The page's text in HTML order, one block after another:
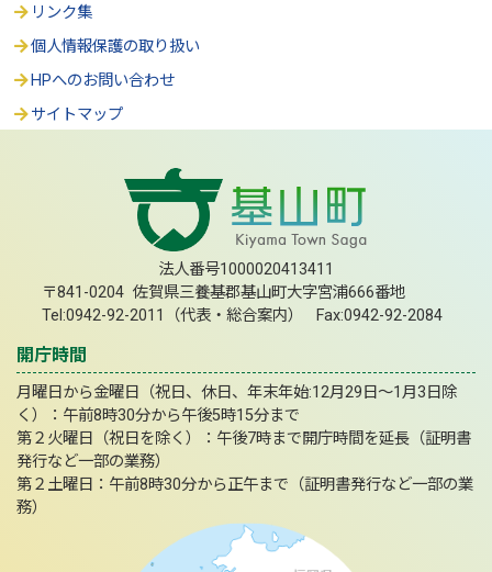
リンク集
個人情報保護の取り扱い
HPへのお問い合わせ
サイトマップ
法人番号1000020413411
〒841-0204 佐賀県三養基郡基山町大字宮浦666番地
Tel:0942-92-2011（代表・総合案内） Fax:0942-92-2084
開庁時間
月曜日から金曜日（祝日、休日、年末年始:12月29日～1月3日除
く）：午前8時30分から午後5時15分まで
第２火曜日（祝日を除く）：午後7時まで開庁時間を延長（証明書
発行など一部の業務）
第２土曜日：午前8時30分から正午まで（証明書発行など一部の業
務）